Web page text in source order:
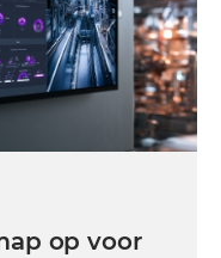
op voor